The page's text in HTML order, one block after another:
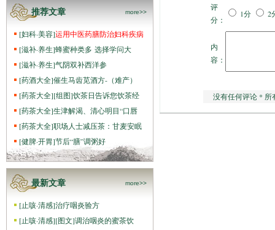
推荐文章 more>>
[妇科·美容]运用中医药膳防治妇科疾病
[滋补·养生]蜂蜜种类多 选择学问大
[滋补·养生]气阴双补西洋参
[药酒大全]催生马齿苋酒方-（难产）
[药茶大全][组图]饮茶日告诉您饮茶经
[药茶大全]生津解渴、清心明目“口唇
[药茶大全]职场人士减压茶：甘麦安眠
[健脾·开胃]节后“膳”调粥好
最新文章 more>>
[止咳·清感]治疗咽炎验方
[止咳·清感][图文]调治咽炎的蜜茶饮
评
分：
1分 2
内
容：
没有任何评论 * 所